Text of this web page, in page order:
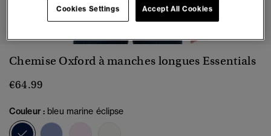
1 2 4 5 6
Chemise Oxford à manches longues Essentials
€64.99
Couleur : bleu marine éclipse
sélectionné
Cookies Settings Accept All Cookies